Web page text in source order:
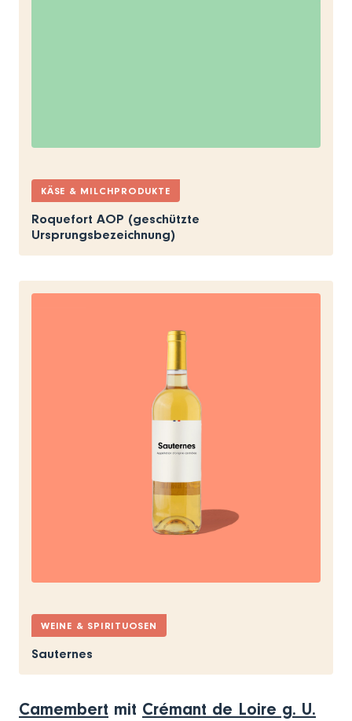
KÄSE & MILCHPRODUKTE
Roquefort AOP (geschützte
Ursprungsbezeichnung)
WEINE & SPIRITUOSEN
Sauternes
Camembert mit Crémant de Loire g. U.